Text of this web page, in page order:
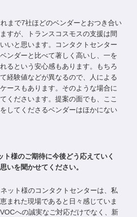
まで7社ほどのベンダーとおつき合い
すが、トランスコスモスの支援は間
いと思います。コンタクトセンター
ンダーと比べて著しく高いし、一を
るという安心感もあります。もちろ
経験値などが異なるので、人による
ースもあります。そのような場合に
くださいます。提案の面でも、ここ
してくださるベンダーはほかにない
ト様のご期待に今後どう応えていく
いを聞かせてください。
ット様のコンタクトセンターは、私
まれた現場であると日々感じていま
への誠実なご対応だけでなく、新